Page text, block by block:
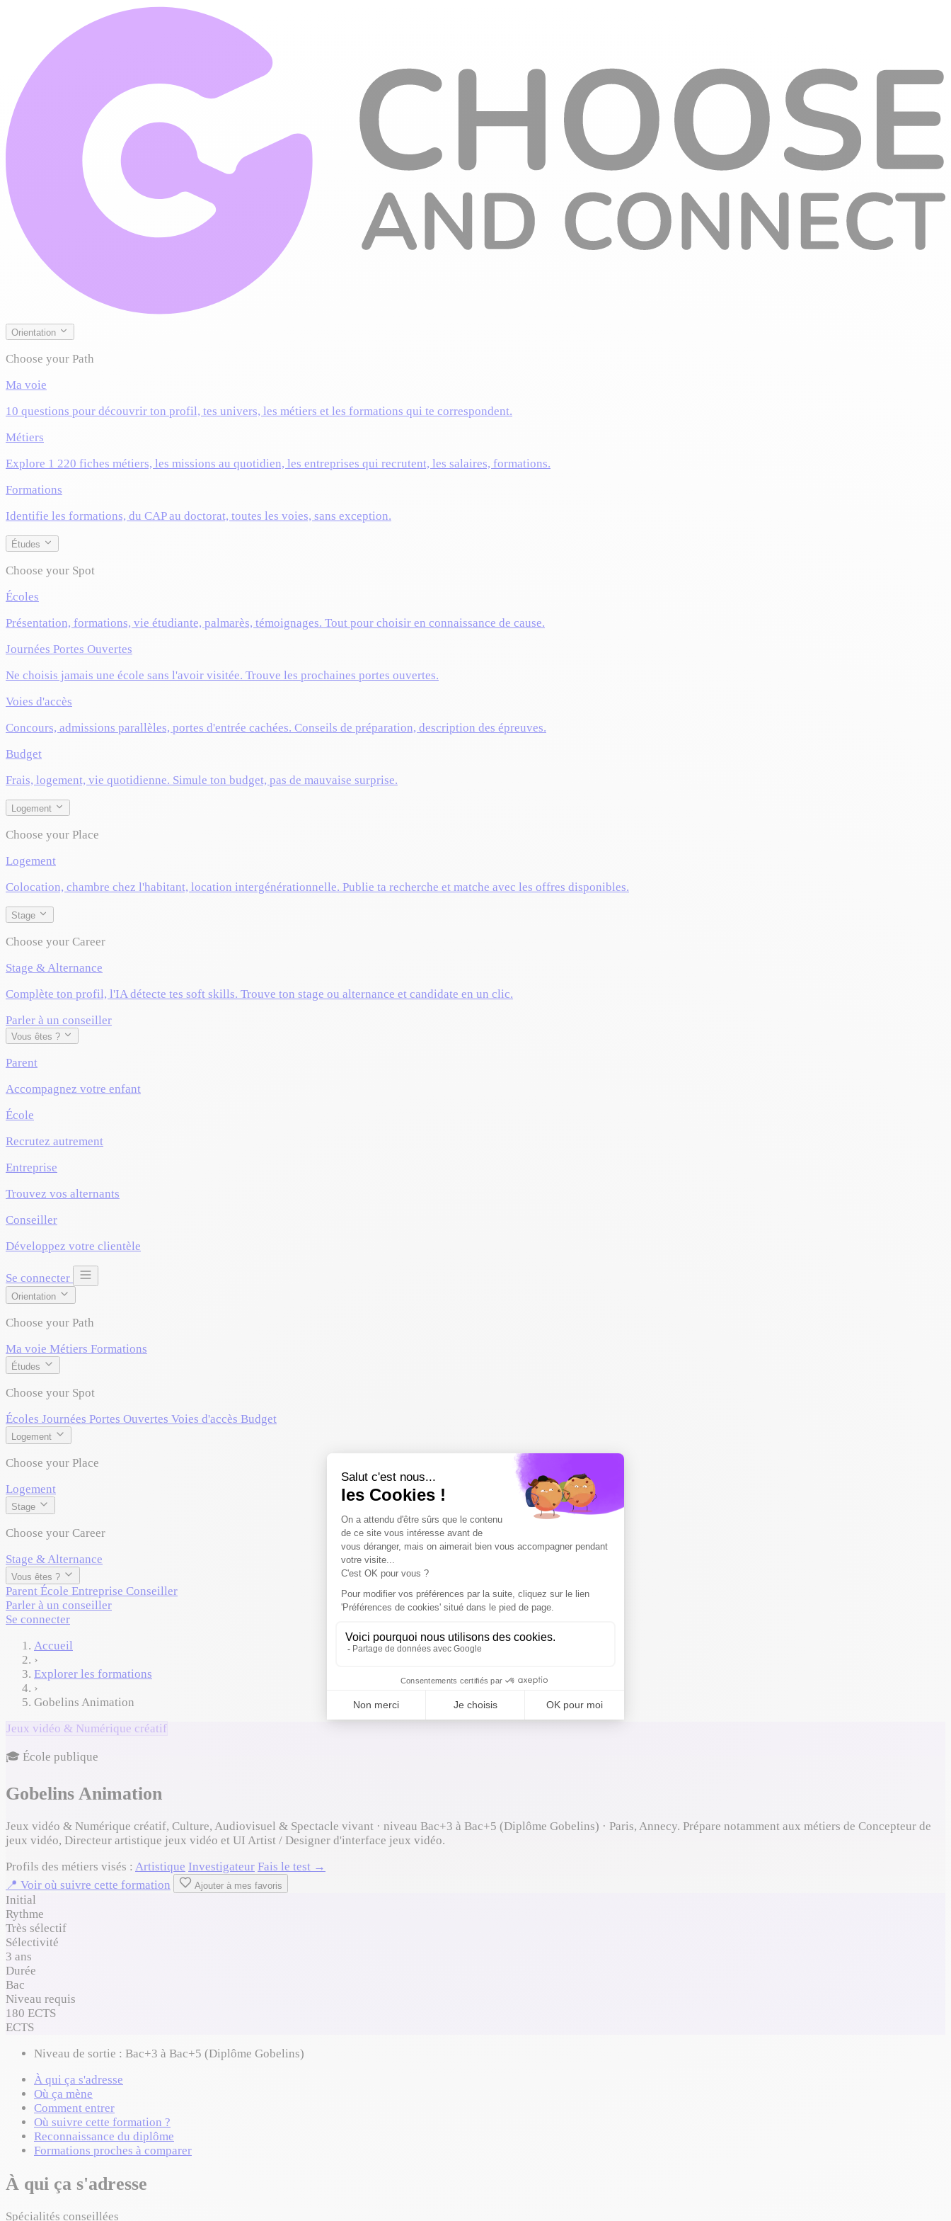
Orientation
Choose your Path
Ma voie
10 questions pour découvrir ton profil, tes univers, les métiers et les formations qui te correspondent.
Métiers
Explore 1 220 fiches métiers, les missions au quotidien, les entreprises qui recrutent, les salaires, formations.
Formations
Identifie les formations, du CAP au doctorat, toutes les voies, sans exception.
Études
Choose your Spot
Écoles
Présentation, formations, vie étudiante, palmarès, témoignages. Tout pour choisir en connaissance de cause.
Journées Portes Ouvertes
Ne choisis jamais une école sans l'avoir visitée. Trouve les prochaines portes ouvertes.
Voies d'accès
Concours, admissions parallèles, portes d'entrée cachées. Conseils de préparation, description des épreuves.
Budget
Frais, logement, vie quotidienne. Simule ton budget, pas de mauvaise surprise.
Logement
Choose your Place
Logement
Colocation, chambre chez l'habitant, location intergénérationnelle. Publie ta recherche et matche avec les offres disponibles.
Stage
Choose your Career
Stage & Alternance
Complète ton profil, l'IA détecte tes soft skills. Trouve ton stage ou alternance et candidate en un clic.
Parler à un conseiller
Vous êtes ?
Parent
Accompagnez votre enfant
École
Recrutez autrement
Entreprise
Trouvez vos alternants
Conseiller
Développez votre clientèle
Se connecter
Orientation
Choose your Path
Ma voie Métiers Formations
Études
Choose your Spot
Écoles Journées Portes Ouvertes Voies d'accès Budget
Logement
Choose your Place
Logement
Stage
Choose your Career
Stage & Alternance
Vous êtes ?
Parent École Entreprise Conseiller
Parler à un conseiller
Se connecter
Accueil
›
Explorer les formations
›
Gobelins Animation
Jeux vidéo & Numérique créatif
🎓 École publique
Gobelins Animation
Jeux vidéo & Numérique créatif, Culture, Audiovisuel & Spectacle vivant · niveau Bac+3 à Bac+5 (Diplôme Gobelins) · Paris, Annecy. Prépare notamment aux métiers de Concepteur de
jeux vidéo, Directeur artistique jeux vidéo et UI Artist / Designer d'interface jeux vidéo.
Profils des métiers visés : Artistique Investigateur Fais le test →
📍 Voir où suivre cette formation
Ajouter à mes favoris
Initial
Rythme
Très sélectif
Sélectivité
3 ans
Durée
Bac
Niveau requis
180 ECTS
ECTS
Niveau de sortie : Bac+3 à Bac+5 (Diplôme Gobelins)
À qui ça s'adresse
Où ça mène
Comment entrer
Où suivre cette formation ?
Reconnaissance du diplôme
Formations proches à comparer
À qui ça s'adresse
Spécialités conseillées